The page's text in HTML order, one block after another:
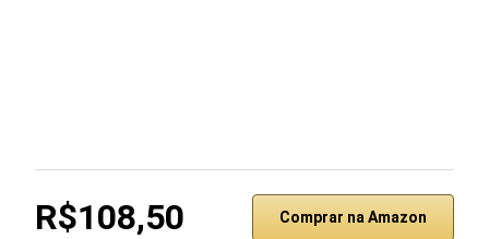
R$108,50 Comprar na Amazon